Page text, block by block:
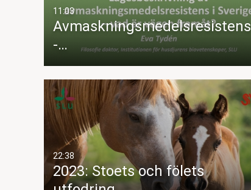
11:03
Avmaskningsmedelsresistens
-…
22:38
2023: Stoets och fölets